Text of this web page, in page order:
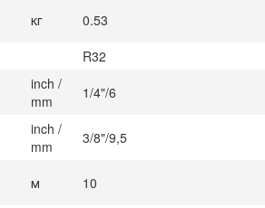
кг
0.53
R32
inch /
mm
1/4"/6
inch /
mm
3/8"/9,5
м
10